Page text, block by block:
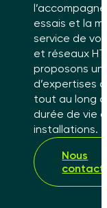
essais et la
service de
et réseaux
proposons un
d’expertises
tout au long
durée de vie
installations.
Nous